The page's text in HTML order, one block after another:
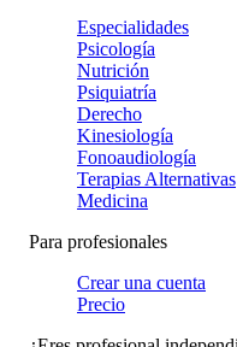
Especialidades
Psicología
Nutrición
Psiquiatría
Derecho
Kinesiología
Fonoaudiología
Terapias Alternativas
Medicina
Para profesionales
Crear una cuenta
Precio